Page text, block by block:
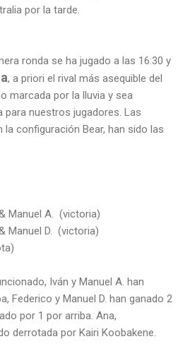
por la tarde.
ronda se ha jugado a las 16:30 y
, a priori el rival más asequible del
marcada por la lluvia y sea
para nuestros jugadores. Las
configuración Bear, han sido las
Manuel A. (victoria)
Manuel D. (victoria)
Iván y Manuel A. han
Federico y Manuel D. han ganado 2
por 1 por arriba. Ana,
derrotada por Kairi Koobakene.